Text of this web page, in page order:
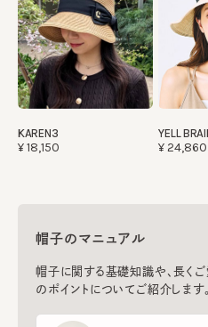
KAREN3
¥18,150
YELL
¥24,860
帽子のマニュアル
帽子に関する基礎知識や、長く
のポイントについてご紹介します。